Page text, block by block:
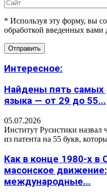
* Используя эту форму, вы
обработкой введенных вами
Интересное:
Найдены пять самых
языка — от 29 до 55...
05.07.2026
Институт Русистики
из патента на 55 букв,
Как в конце 1980-х в
масонское
международные...